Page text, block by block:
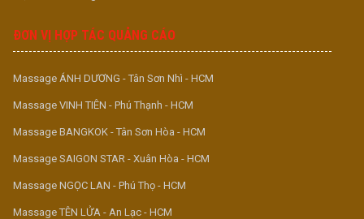
ĐƠN VỊ HỢP TÁC QUẢNG CÁO
Massage ÁNH DƯƠNG - Tân Sơn Nhì - HCM
Massage VINH TIÊN - Phú Thạnh - HCM
Massage BANGKOK - Tân Sơn Hòa - HCM
Massage SAIGON STAR - Xuân Hòa - HCM
Massage NGỌC LAN - Phú Thọ - HCM
Massage TÊN LỬA - An Lạc - HCM